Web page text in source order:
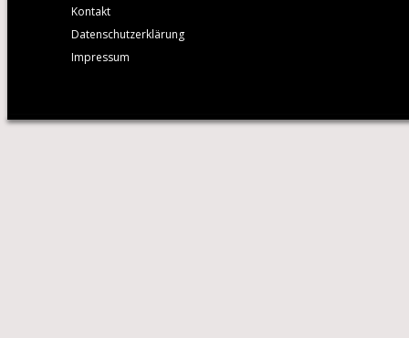
Kontakt
Datenschutzerklärung
Impressum